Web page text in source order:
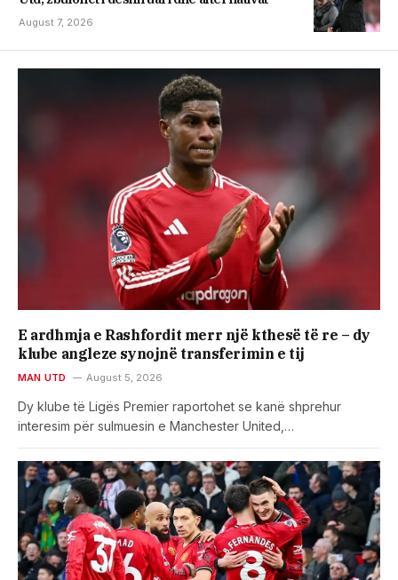
August 7, 2026
E ardhmja e Rashfordit merr një kthesë të re – dy
klube angleze synojnë transferimin e tij
MAN UTD August 5, 2026
Dy klube të Ligës Premier raportohet se kanë shprehur
interesim për sulmuesin e Manchester United,…